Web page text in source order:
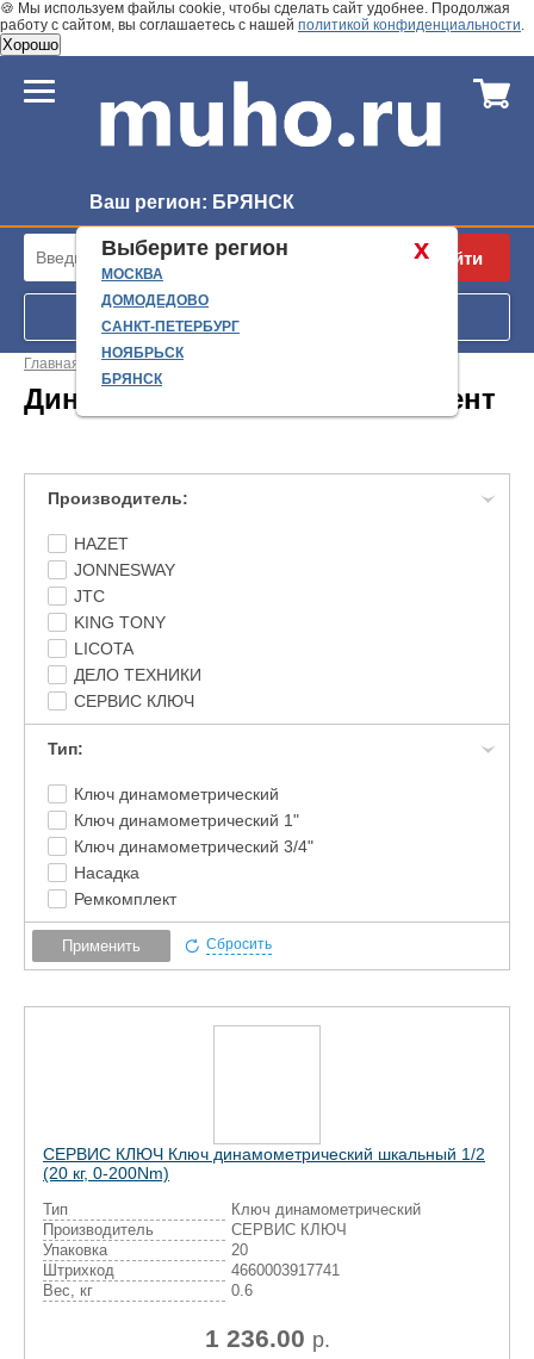
🍪 Мы используем файлы cookie, чтобы сделать сайт удобнее. Продолжая
работу с сайтом, вы соглашаетесь с нашей политикой конфиденциальности.
Хорошо
Ваш регион: БРЯНСК
Найти
Запрос по VIN номеру
Главная Инструмент NEW
Динамометрический инструмент
Производитель:
HAZET
JONNESWAY
JTC
KING TONY
LICOTA
ДЕЛО ТЕХНИКИ
СЕРВИС КЛЮЧ
Тип:
Ключ динамометрический
Ключ динамометрический 1"
Ключ динамометрический 3/4"
Насадка
Ремкомплект
Применить Сбросить
СЕРВИС КЛЮЧ Ключ динамометрический шкальный 1/2
(20 кг, 0-200Nm)
Тип
Ключ динамометрический
Производитель
СЕРВИС КЛЮЧ
Упаковка
20
Штрихкод
4660003917741
Вес, кг
0.6
1 236.00 р.
x
Выберите регион
МОСКВА
ДОМОДЕДОВО
САНКТ-ПЕТЕРБУРГ
НОЯБРЬСК
БРЯНСК